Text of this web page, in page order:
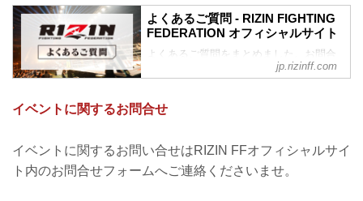
よくあるご質問 - RIZIN FIGHTING
FEDERATION オフィシャルサイト
よくあるご質問をまとめました。お問合
わせの前に、一度ご確認下さい。
Q1. より良い席で観戦したいのですが、
どの先行でチケットを買うと一番良い席
A. ①ファンクラブ先行（超強者→強者）
→ ②オフィシャル系の先行（オフィシャ
ルサイト先行・番組・チラシ等 順不同）
jp.rizinff.com
イベントに関するお問合せ
イベントに関するお問い合せはRIZIN FFオフィシャルサイ
ト内のお問合せフォームへご連絡くださいませ。